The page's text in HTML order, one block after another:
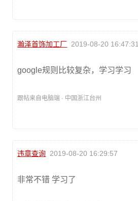
瀚泽首饰加工厂 2019-08-20 16:47:31
google规则比较复杂，学习学习
跟帖来自电脑端 · 中国浙江台州
违章查询 2019-08-20 16:29:57
非常不错 学习了